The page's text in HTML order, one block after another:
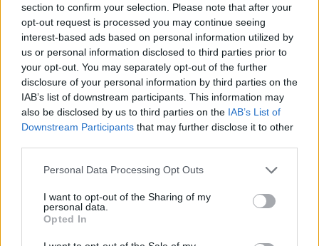
section to confirm your selection. Please note that after your
opt-out request is processed you may continue seeing
interest-based ads based on personal information utilized by
us or personal information disclosed to third parties prior to
your opt-out. You may separately opt-out of the further
disclosure of your personal information by third parties on the
IAB’s list of downstream participants. This information may
also be disclosed by us to third parties on the IAB’s List of
Downstream Participants that may further disclose it to other
Please note that this website/app uses one or more Google
not limited to your visit or usage behaviour. You may click to
grant or deny consent to Google and its third-party tags to
use your data for below specified purposes in below Google
consent section.
Personal Data Processing Opt Outs
I want to opt-out of the Sharing of my
personal data.
Opted In
Cseh Balázs - Balee
17 éve
figy. WPS -re hivatkozik ak ód kilóra... Themes
mappából szedi a képeket, design-t. Ha ez nem
valami CMS motor, akkor semmi... ergo... nem új
fejlesztés, hanem ez is csak valami motor, mint a
Joomla és a Drupal, nem?
Cseh Balázs - Balee
egész konkrétan szerintem ez www.wpsnet.com
mögötte...